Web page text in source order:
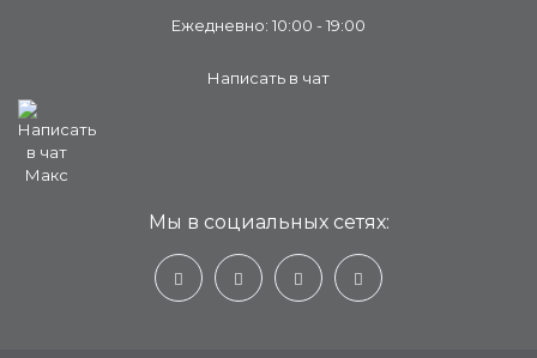
Ежедневно: 10:00 - 19:00
Написать в чат
Мы в социальных сетях: